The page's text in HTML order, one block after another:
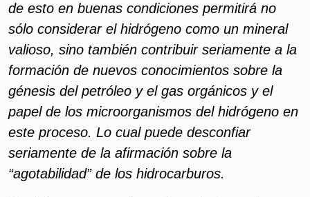
de esto en buenas condiciones permitirá no
sólo considerar el hidrógeno como un mineral
valioso, sino también contribuir seriamente a la
formación de nuevos conocimientos sobre la
génesis del petróleo y el gas orgánicos y el
papel de los microorganismos del hidrógeno en
este proceso. Lo cual puede desconfiar
seriamente de la afirmación sobre la
“agotabilidad” de los hidrocarburos.